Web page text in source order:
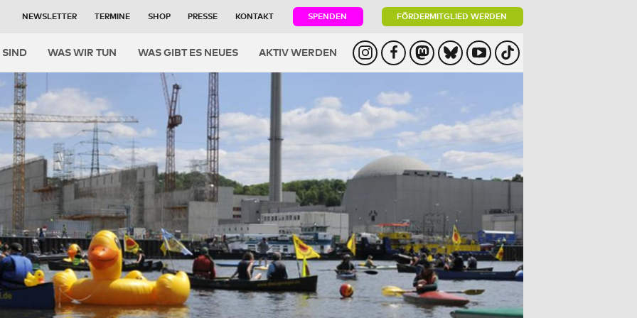
NEWSLETTER TERMINE SHOP PRESSE KONTAKT SPENDEN FÖRDERMITGLIED WERDEN
SIND WAS WIR TUN WAS GIBT ES NEUES AKTIV WERDEN